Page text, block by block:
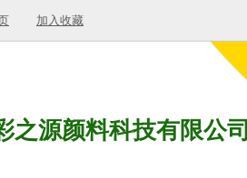
加入收藏
之源颜料科技有限公司